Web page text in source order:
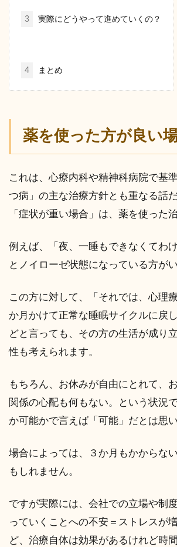
3 実際にどうやって進めていくの？
4 まとめ
薬を使った方が良い
これは、心療内科や精神科病院で基
つ病」の主な治療方針とも重なる話
「症状が重い場合」は、薬を使った
例えば、「夜、一睡もできなくてわ
とノイローゼ状態になっている方が
この方に対して、「それでは、心理
か月かけて正常な睡眠サイクルに戻
どと言っても、その方の生活が成り
性も考えられます。
もちろん、お休みが自由にとれて、
関係の心配も何もない。という状況
か可能かで言えば「可能」だとは思い
場合によっては、３か月もかからな
もしれません。
ですが実際には、会社での立場や制
っていくことへの不安＝ストレスが
ど、治療自体は効果があるけれど時